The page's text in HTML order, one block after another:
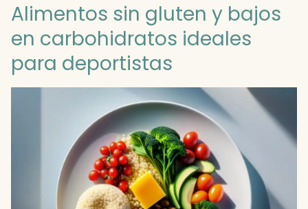
Alimentos sin gluten y bajos
en carbohidratos ideales
para deportistas